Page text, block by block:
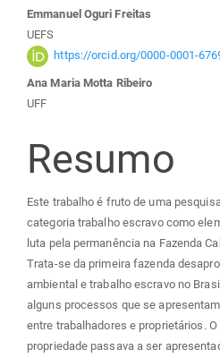
Conteúdo
do
artigo
principal
Emmanuel Oguri Freitas
UEFS
https://orcid.org/0000-0001-
Ana Maria Motta Ribeiro
UFF
Resumo
Este trabalho é fruto de uma
categoria trabalho escravo como
luta pela permanência na Fazenda
Trata-se da primeira fazenda
ambiental e trabalho escravo no
alguns processos que se
entre trabalhadores e proprietários.
propriedade passava a ser